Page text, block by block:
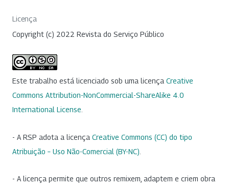
Licença
Copyright (c) 2022 Revista do Serviço Público
Este trabalho está licenciado sob uma licença Creative
Commons Attribution-NonCommercial-ShareAlike 4.0
International License
- A RSP adota a licença Creative Commons (CC) do tipo
Atribuição – Uso Não-Comercial (BY-NC)
- A licença permite que outros remixem, adaptem e criem obra